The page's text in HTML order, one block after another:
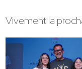
Vivement la